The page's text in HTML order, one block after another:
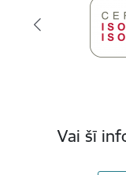
Vai šī